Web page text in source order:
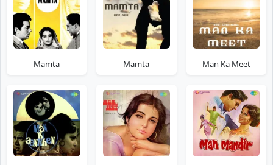
Mamta Mamta Man Ka Meet